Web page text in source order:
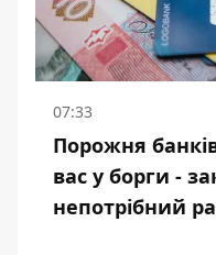
07:33
Порожня
вас у борги -
непотрібний